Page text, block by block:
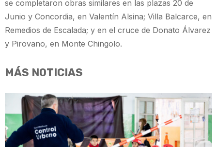
se completaron obras similares en las plazas 20 de
Junio y Concordia, en Valentín Alsina; Villa Balcarce, en
Remedios de Escalada; y en el cruce de Donato Álvarez
y Pirovano, en Monte Chingolo.
MÁS NOTICIAS